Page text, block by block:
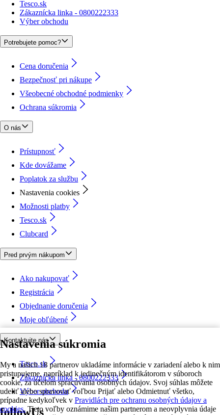
Nastavenia súkromia
My a našich 18 partnerov ukladáme informácie v zariadení alebo k nim
pristupujeme, napríklad k jedinečným identifikátorom v súboroch
cookie, za účelom spracúvania osobných údajov. Svoj súhlas môžete
udeliť alebo spravovať voľbou Prijať alebo Odmietnuť všetko,
prípadne kedykoľvek v Pravidlách pre ochranu osobných údajov a
cookies. Tieto voľby oznámime našim partnerom a neovplyvnia údaje
Tesco.sk
Zákaznícka linka - 0800222333
Výber obchodu
Potrebujete pomoc?
Cena doručenia
Bezpečnosť pri nákupe
Všeobecné obchodné podmienky
Ochrana súkromia
O nás
Prístupnosť
Kde dovážame
Poplatok za službu
Nastavenia cookies
Možnosti platby
Tesco.sk
Clubcard
Pred prvým nákupom
Ako nakupovať
Registrácia
Objednanie doručenia
Moje obľúbené
Kontaktujte nás
Tesco.sk
Zákaznícka linka - 0800222333
Výber obchodu
followUs